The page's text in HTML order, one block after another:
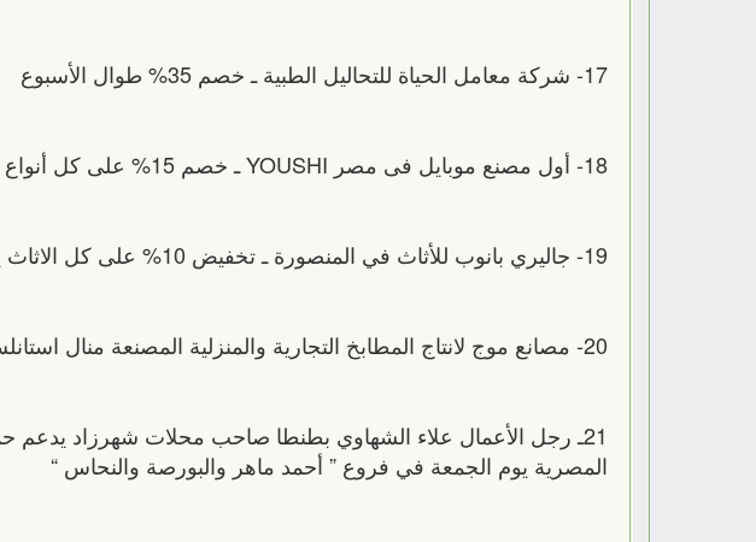
17- شركة معامل الحياة للتحاليل الطبية ـ خصم 35% طوال الأسبوع
18- أول مصنع موبايل فى مصر YOUSHI ـ خصم 15% على كل أنواع الموبايل
19- جاليري بانوب للأثاث في المنصورة ـ تخفيض 10% على كل الاثاث يوم الجمعة
20- مصانع موج لانتاج المطابخ التجارية والمنزلية المصنعة منال استانلس ستيل ـ خصم 10% والمعاينة والتصميم مجانا
21ـ رجل الأعمال علاء الشهاوي بطنطا صاحب محلات شهرزاد
المصرية يوم الجمعة في فروع ” أحمد ماهر والبورصة والنحاس “